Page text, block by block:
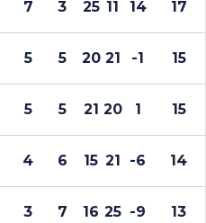
7 3 25 11 14 17
5 5 20 21 -1 15
5 5 21 20 1 15
4 6 15 21 -6 14
3 7 16 25 -9 13